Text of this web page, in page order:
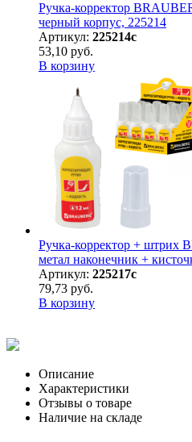
Ручка-корректор
черный корпус, 225214
Артикул: 225214с
53,10 руб.
В корзину
Ручка-корректор + штрих
метал наконечник +
Артикул: 225217с
79,73 руб.
В корзину
Описание
Характеристики
Отзывы о товаре
Наличие на складе